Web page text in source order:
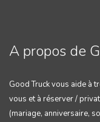
A propos de
Good Truck vous aide à
vous et à réserver /
(mariage, anniversaire,